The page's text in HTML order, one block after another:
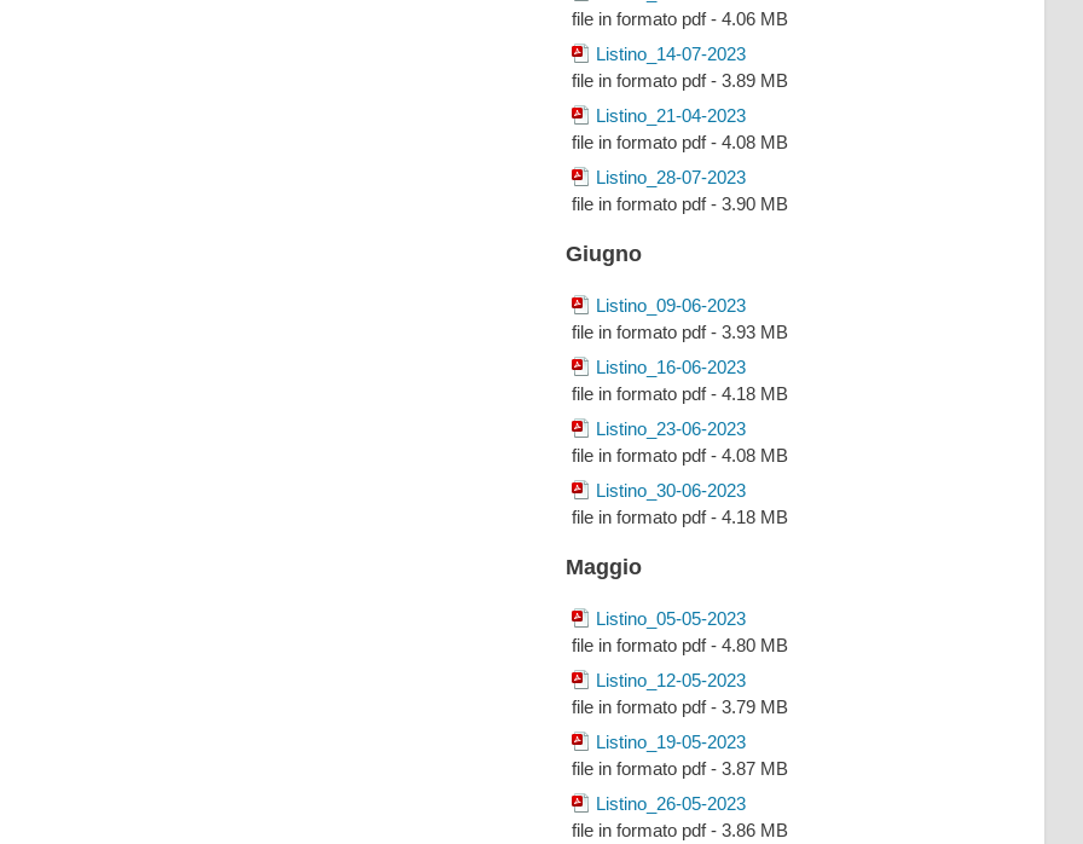
file in formato pdf - 4.06 MB
Listino_14-07-2023
file in formato pdf - 3.89 MB
Listino_21-04-2023
file in formato pdf - 4.08 MB
Listino_28-07-2023
file in formato pdf - 3.90 MB
Giugno
Listino_09-06-2023
file in formato pdf - 3.93 MB
Listino_16-06-2023
file in formato pdf - 4.18 MB
Listino_23-06-2023
file in formato pdf - 4.08 MB
Listino_30-06-2023
file in formato pdf - 4.18 MB
Maggio
Listino_05-05-2023
file in formato pdf - 4.80 MB
Listino_12-05-2023
file in formato pdf - 3.79 MB
Listino_19-05-2023
file in formato pdf - 3.87 MB
Listino_26-05-2023
file in formato pdf - 3.86 MB